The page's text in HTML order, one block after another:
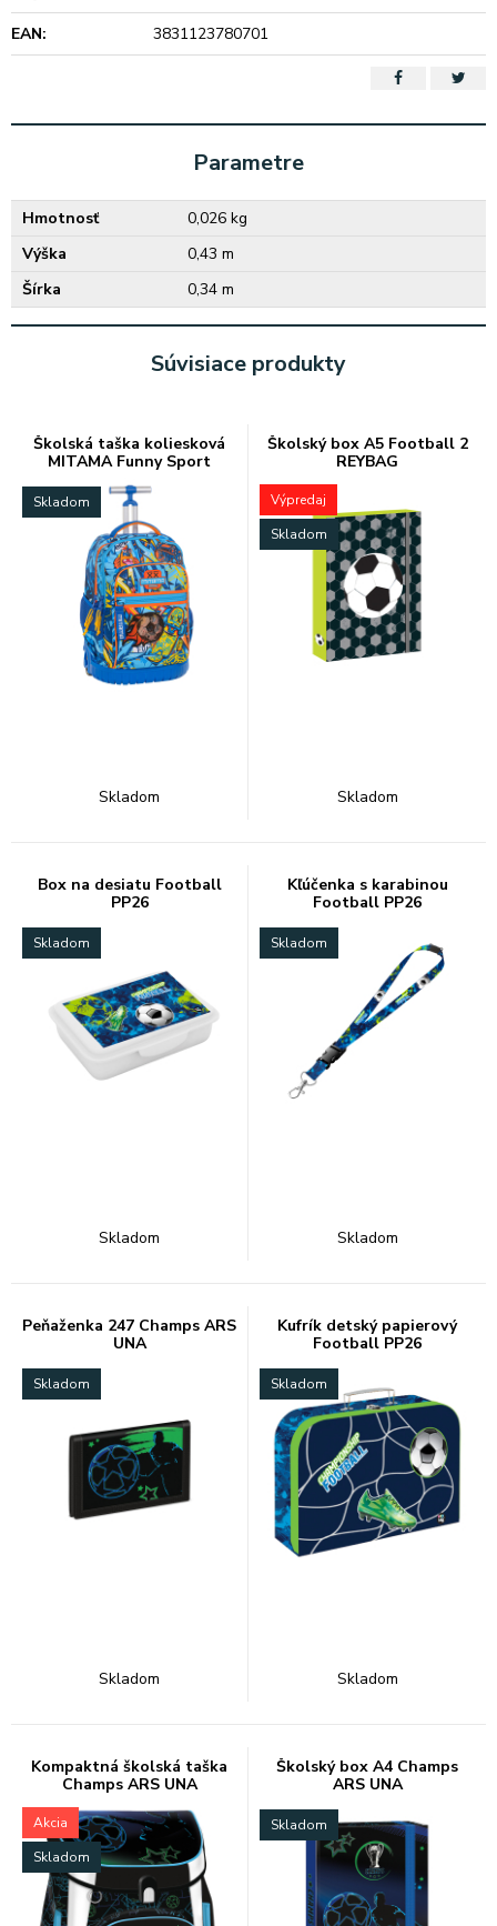
EAN:
3831123780701
Parametre
Hmotnosť
0,026 kg
Výška
0,43 m
Šírka
0,34 m
Súvisiace produkty
Školská taška koliesková
MITAMA Funny Sport
Skladom
Skladom
Školský box A5 Football 2
REYBAG
Výpredaj
Skladom
Skladom
Box na desiatu Football
PP26
Skladom
Skladom
Kľúčenka s karabinou
Football PP26
Skladom
Skladom
Peňaženka 247 Champs ARS
UNA
Skladom
Skladom
Kufrík detský papierový
Football PP26
Skladom
Skladom
Kompaktná školská taška
Champs ARS UNA
Akcia
Skladom
Školský box A4 Champs
ARS UNA
Skladom